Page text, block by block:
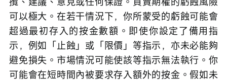
可以極大。在若干情況下，你所蒙受的虧蝕可能會
超過最初存入的按金數額。即使你設定了備用指
示，例如「止蝕」或「限價」等指示，亦未必能夠
避免損失。市場情況可能使該等指示無法執行。你
可能會在短時間內被要求存入額外的按金。假如未